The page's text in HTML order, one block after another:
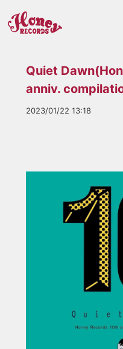
Quiet
anniv.
2023/01/22 13:18